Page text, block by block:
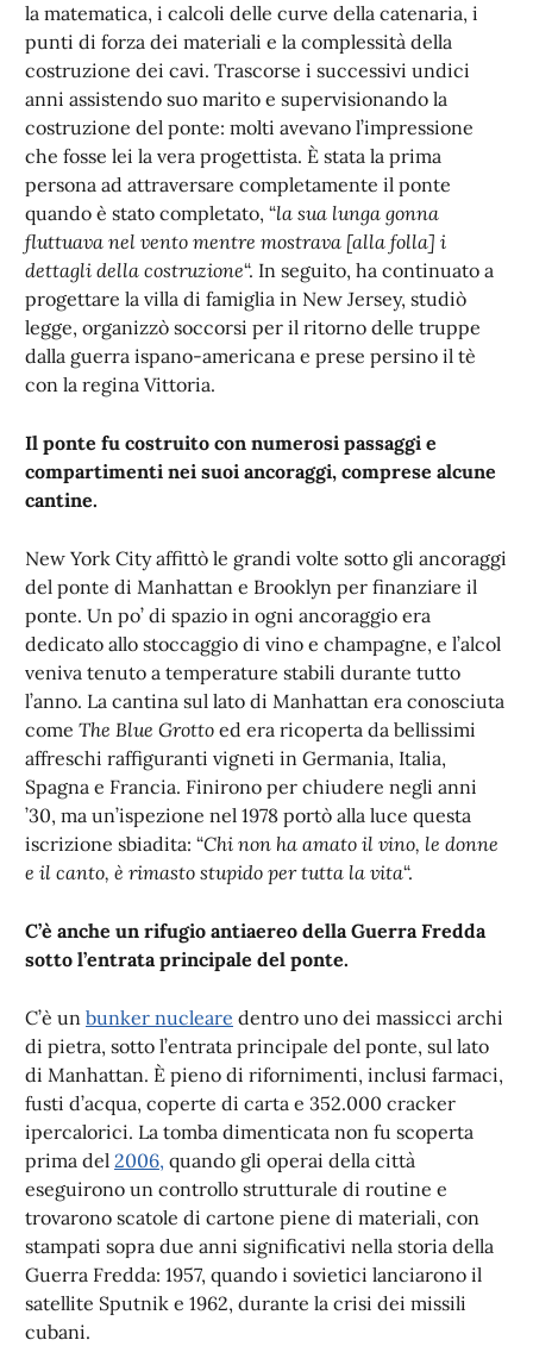
la matematica, i calcoli delle curve della catenaria, i
punti di forza dei materiali e la complessità della
costruzione dei cavi. Trascorse i successivi undici
anni assistendo suo marito e supervisionando la
costruzione del ponte: molti avevano l’impressione
che fosse lei la vera progettista. È stata la prima
persona ad attraversare completamente il ponte
quando è stato completato, “la sua lunga gonna
fluttuava nel vento mentre mostrava [alla folla] i
dettagli della costruzione“. In seguito, ha continuato a
progettare la villa di famiglia in New Jersey, studiò
legge, organizzò soccorsi per il ritorno delle truppe
dalla guerra ispano-americana e prese persino il tè
con la regina Vittoria.
Il ponte fu costruito con numerosi passaggi e
compartimenti nei suoi ancoraggi, comprese alcune
cantine.
New York City affittò le grandi volte sotto gli ancoraggi
del ponte di Manhattan e Brooklyn per finanziare il
ponte. Un po’ di spazio in ogni ancoraggio era
dedicato allo stoccaggio di vino e champagne, e l’alcol
veniva tenuto a temperature stabili durante tutto
l’anno. La cantina sul lato di Manhattan era conosciuta
come The Blue Grotto ed era ricoperta da bellissimi
affreschi raffiguranti vigneti in Germania, Italia,
Spagna e Francia. Finirono per chiudere negli anni
’30, ma un’ispezione nel 1978 portò alla luce questa
iscrizione sbiadita: “Chi non ha amato il vino, le donne
e il canto, è rimasto stupido per tutta la vita“.
C’è anche un rifugio antiaereo della Guerra Fredda
sotto l’entrata principale del ponte.
C’è un bunker nucleare dentro uno dei massicci archi
di pietra, sotto l’entrata principale del ponte, sul lato
di Manhattan. È pieno di rifornimenti, inclusi farmaci,
fusti d’acqua, coperte di carta e 352.000 cracker
ipercalorici. La tomba dimenticata non fu scoperta
prima del 2006, quando gli operai della città
eseguirono un controllo strutturale di routine e
trovarono scatole di cartone piene di materiali, con
stampati sopra due anni significativi nella storia della
Guerra Fredda: 1957, quando i sovietici lanciarono il
satellite Sputnik e 1962, durante la crisi dei missili
cubani.